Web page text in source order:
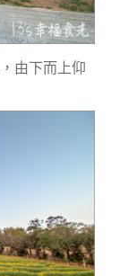
由下而上仰